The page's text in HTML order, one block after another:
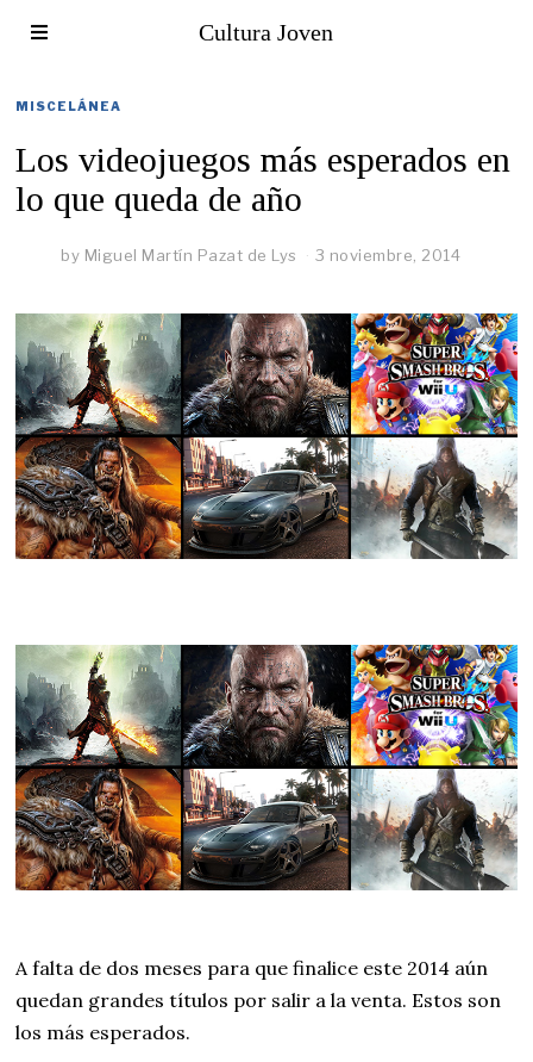
Cultura Joven
MISCELÁNEA
Los videojuegos más esperados en
lo que queda de año
by Miguel Martín Pazat de Lys 3 noviembre, 2014
A falta de dos meses para que finalice este 2014 aún
quedan grandes títulos por salir a la venta. Estos son
los más esperados.